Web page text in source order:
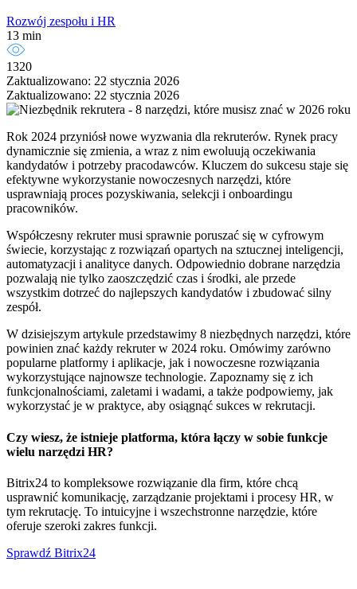
Rozwój zespołu i HR
13 min
1320
Zaktualizowano: 22 stycznia 2026
Zaktualizowano: 22 stycznia 2026
Rok 2024 przyniósł nowe wyzwania dla rekruterów. Rynek pracy
dynamicznie się zmienia, a wraz z nim ewoluują oczekiwania
kandydatów i potrzeby pracodawców. Kluczem do sukcesu staje się
efektywne wykorzystanie nowoczesnych narzędzi, które
usprawniają proces pozyskiwania, selekcji i onboardingu
pracowników.
Współczesny rekruter musi sprawnie poruszać się w cyfrowym
świecie, korzystając z rozwiązań opartych na sztucznej inteligencji,
automatyzacji i analityce danych. Odpowiednio dobrane narzędzia
pozwalają nie tylko zaoszczędzić czas i środki, ale przede
wszystkim dotrzeć do najlepszych kandydatów i zbudować silny
zespół.
W dzisiejszym artykule przedstawimy 8 niezbędnych narzędzi, które
powinien znać każdy rekruter w 2024 roku. Omówimy zarówno
popularne platformy i aplikacje, jak i nowoczesne rozwiązania
wykorzystujące najnowsze technologie. Zapoznamy się z ich
funkcjonalnościami, zaletami i wadami, a także podpowiemy, jak
wykorzystać je w praktyce, aby osiągnąć sukces w rekrutacji.
Czy wiesz, że istnieje platforma, która łączy w sobie funkcje
wielu narzędzi HR?
Bitrix24 to kompleksowe rozwiązanie dla firm, które chcą
usprawnić komunikację, zarządzanie projektami i procesy HR, w
tym rekrutację. To intuicyjne i wszechstronne narzędzie, które
oferuje szeroki zakres funkcji.
Sprawdź Bitrix24